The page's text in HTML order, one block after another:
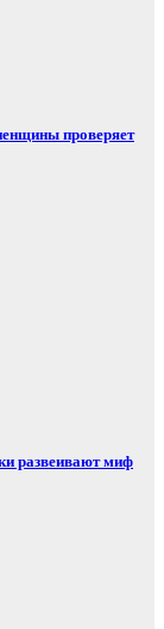
проверяет
развеивают миф